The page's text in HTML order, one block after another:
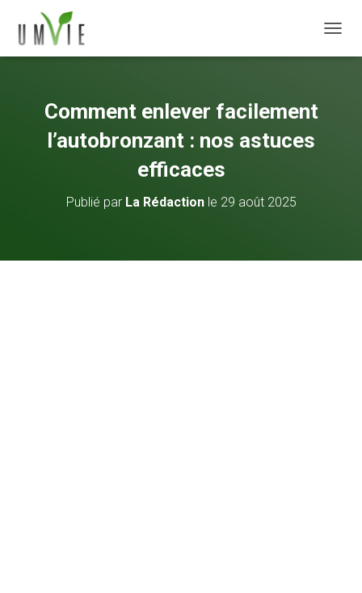
Comment enlever facilement
l’autobronzant : nos astuces
efficaces
Publié par La Rédactionle 29 août 2025